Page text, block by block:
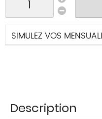
SIMULEZ VOS
Description